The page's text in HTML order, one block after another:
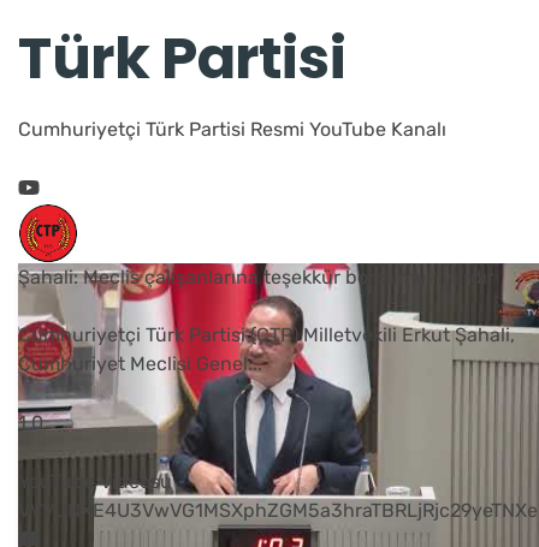
Türk Partisi
Cumhuriyetçi Türk Partisi Resmi YouTube Kanalı
Şahali: Meclis çalışanlarına teşekkür borcumuz vardır
Cumhuriyetçi Türk Partisi (CTP) Milletvekili Erkut Şahali,
Cumhuriyet Meclisi Genel...
1 0
YouTube Videosu